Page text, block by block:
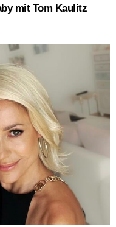
mit Tom Kaulitz